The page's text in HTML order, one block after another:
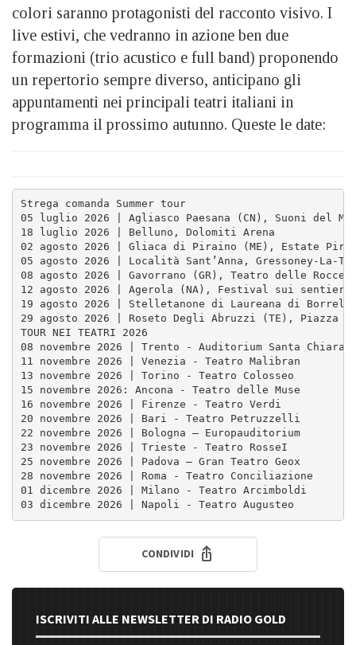
colori saranno protagonisti del racconto visivo. I
live estivi, che vedranno in azione ben due
formazioni (trio acustico e full band) proponendo
un repertorio sempre diverso, anticipano gli
appuntamenti nei principali teatri italiani in
programma il prossimo autunno. Queste le date:
Strega comanda Summer tour
05 luglio 2026 | Agliasco Paesana (CN), Suoni del
18 luglio 2026 | Belluno, Dolomiti Arena
02 agosto 2026 | Gliaca di Piraino (ME), Estate
05 agosto 2026 | Località Sant’Anna, Gressoney-La-
08 agosto 2026 | Gavorrano (GR), Teatro delle Rocce
12 agosto 2026 | Agerola (NA), Festival sui
19 agosto 2026 | Stelletanone di Laureana di
29 agosto 2026 | Roseto Degli Abruzzi (TE), Piazza
TOUR NEI TEATRI 2026
08 novembre 2026 | Trento - Auditorium Santa Chiara –
11 novembre 2026 | Venezia - Teatro Malibran
13 novembre 2026 | Torino - Teatro Colosseo
15 novembre 2026: Ancona - Teatro delle Muse
16 novembre 2026 | Firenze - Teatro Verdi
20 novembre 2026 | Bari - Teatro Petruzzelli
22 novembre 2026 | Bologna – Europauditorium
23 novembre 2026 | Trieste - Teatro RosseI
25 novembre 2026 | Padova – Gran Teatro Geox
28 novembre 2026 | Roma - Teatro Conciliazione
01 dicembre 2026 | Milano - Teatro Arcimboldi
03 dicembre 2026 | Napoli - Teatro Augusteo
CONDIVIDI
ISCRIVITI ALLE NEWSLETTER DI RADIO GOLD